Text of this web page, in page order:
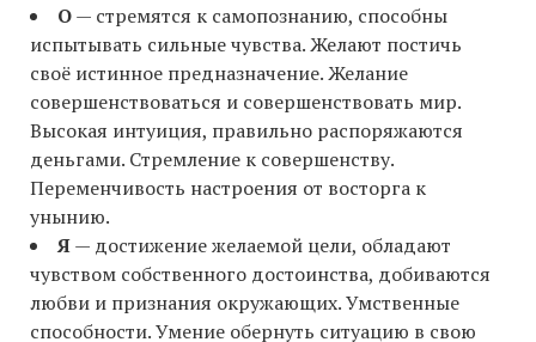
О— стремятся к самопознанию, способны
испытывать сильные чувства. Желают постичь
своё истинное предназначение. Желание
совершенствоваться и совершенствовать мир.
Высокая интуиция, правильно распоряжаются
деньгами. Стремление к совершенству.
Переменчивость настроения от восторга к
унынию.
Я— достижение желаемой цели, обладают
чувством собственного достоинства, добиваются
любви и признания окружающих. Умственные
способности. Умение обернуть ситуацию в свою